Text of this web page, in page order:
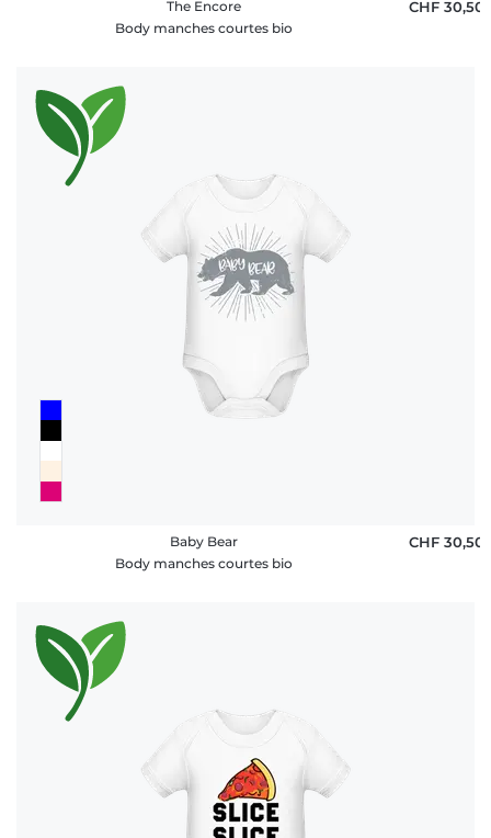
The Encore
Body manches courtes bio
CHF 30,50
Baby Bear
Body manches courtes bio
CHF 30,50